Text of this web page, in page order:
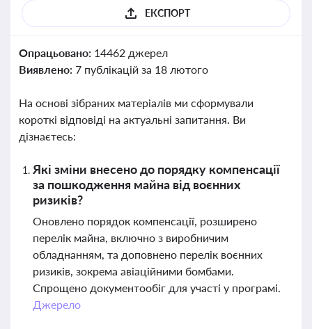
ЕКСПОРТ
Опрацьовано: 14462 джерел
Виявлено: 7 публікацій за 18 лютого
На основі зібраних матеріалів ми сформували
короткі відповіді на актуальні запитання. Ви
дізнаєтесь:
Які зміни внесено до порядку компенсації
за пошкодження майна від воєнних
ризиків?
Оновлено порядок компенсації, розширено
перелік майна, включно з виробничим
обладнанням, та доповнено перелік воєнних
ризиків, зокрема авіаційними бомбами.
Спрощено документообіг для участі у програмі.
Джерело